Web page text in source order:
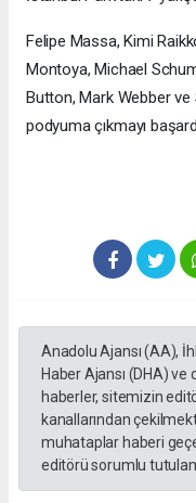
Felipe Massa, Kimi
Montoya, Michael
Button, Mark Webber
podyuma çıkmayı
Anadolu Ajansı (AA),
Haber Ajansı (DHA)
haberler, sitemizin
kanallarından
muhataplar haberi
editörü sorumlu